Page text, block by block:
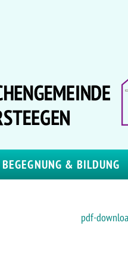
BEGEGNUNG & BILDUNG
pdf-